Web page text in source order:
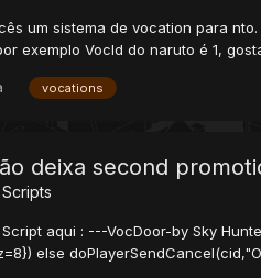
um sistema de vocation para
exemplo VocId do naruto é 1,
vocations
deixa second
Scripts
aqui : ---VocDoor-by Sky
else